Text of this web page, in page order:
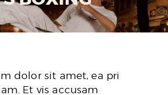
KOBI
dolor sit amet, ea pri
Et vis accusam